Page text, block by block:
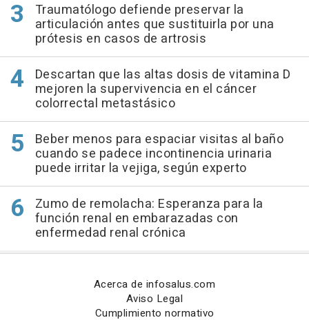
Traumatólogo defiende preservar la
articulación antes que sustituirla por una
prótesis en casos de artrosis
Descartan que las altas dosis de vitamina D
mejoren la supervivencia en el cáncer
colorrectal metastásico
Beber menos para espaciar visitas al baño
cuando se padece incontinencia urinaria
puede irritar la vejiga, según experto
Zumo de remolacha: Esperanza para la
función renal en embarazadas con
enfermedad renal crónica
Acerca de infosalus.com
Aviso Legal
Cumplimiento normativo